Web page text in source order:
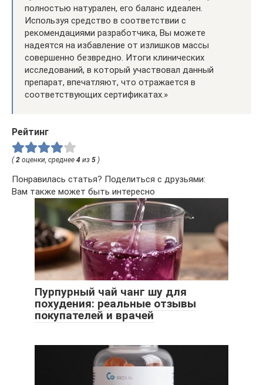
полностью натурален, его баланс идеален.
Используя средство в соответствии с
рекомендациями разработчика, Вы можете
надеятся на избавление от излишков массы
совершенно безвредно. Итоги клинических
исследований, в который участвовал данный
препарат, впечатляют, что отражается в
соответствующих сертификатах.»
Рейтинг
(2 оценки, среднее 4 из 5 )
Понравилась статья? Поделиться с друзьями:
Вам также может быть интересно
Пурпурный чай чанг шу для
похудения: реальные отзывы
покупателей и врачей